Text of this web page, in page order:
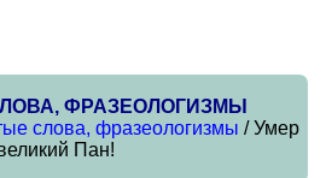
ФРАЗЕОЛОГИЗМЫ
слова, фразеологизмы / Умер
Пан!